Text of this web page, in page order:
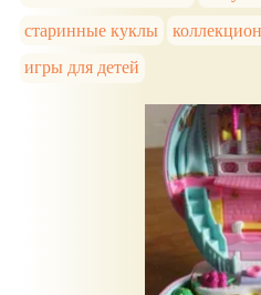
старинные куклы
игры для детей